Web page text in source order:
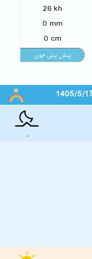
26 kh
0 mm
0 cm
..